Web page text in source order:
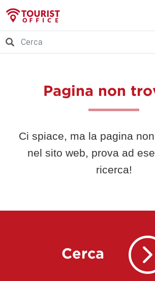
Pagina non
Ci spiace, ma la pagina
nel sito web, prova ad
ricerca!
Cerca